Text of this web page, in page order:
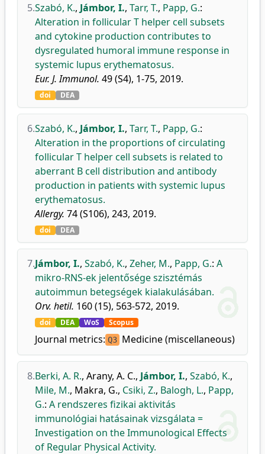
5.Szabó, K., Jámbor, I., Tarr, T., Papp, G.:
Alteration in follicular T helper cell subsets
and cytokine production contributes to
dysregulated humoral immune response in
systemic lupus erythematosus.
Eur. J. Immunol. 49 (S4), 1-75, 2019.
doi DEA
6.Szabó, K., Jámbor, I., Tarr, T., Papp, G.:
Alteration in the proportions of circulating
follicular T helper cell subsets is related to
aberrant B cell distribution and antibody
production in patients with systemic lupus
erythematosus.
Allergy. 74 (S106), 243, 2019.
doi DEA
7.Jámbor, I., Szabó, K., Zeher, M., Papp, G.: A
mikro-RNS-ek jelentősége szisztémás
autoimmun betegségek kialakulásában.
Orv. hetil. 160 (15), 563-572, 2019.
doi DEA WoS Scopus
Journal metrics: Q3 Medicine (miscellaneous)
8.Berki, A. R., Arany, A. C., Jámbor, I., Szabó, K.,
Mile, M., Makra, G., Csiki, Z., Balogh, L., Papp,
G.: A rendszeres fizikai aktivitás
immunológiai hatásainak vizsgálata =
Investigation on the Immunological Effects
of Regular Physical Activity.